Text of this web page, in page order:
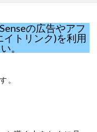
の広告やアフ
イトリンク)を利用
。
。